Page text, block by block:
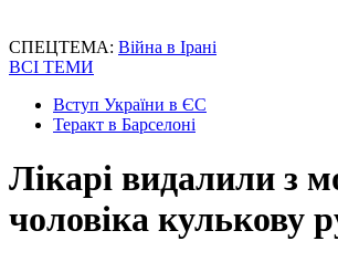
СПЕЦТЕМА: Війна в Ірані
ВСІ ТЕМИ
Вступ України в ЄС
Теракт в Барселоні
Лікарі видалили з
чоловіка кулькову